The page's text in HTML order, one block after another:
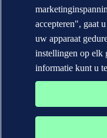
accepteren", gaat
uw apparaat
instellingen op elk
informatie kunt u